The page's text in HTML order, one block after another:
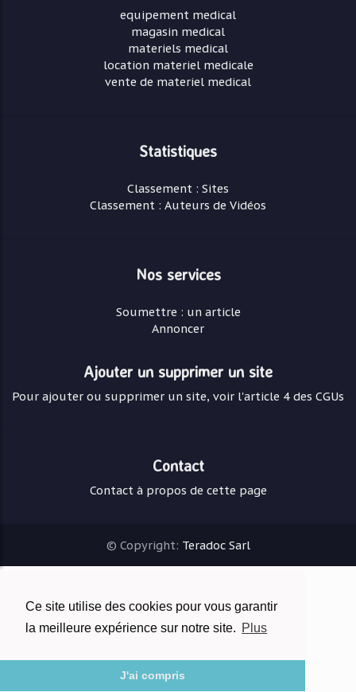
Ce site utilise des cookies pour vous garantir
la meilleure expérience sur notre site. Plus
J'ai compris
equipement medical
magasin medical
materiels medical
location materiel medicale
vente de materiel medical
Statistiques
Classement : Sites
Classement : Auteurs de Vidéos
Nos services
Soumettre : un article
Annoncer
Ajouter un supprimer un site
Pour ajouter ou supprimer un site, voir l'article 4 des CGUs
Contact
Contact à propos de cette page
© Copyright: Teradoc Sarl